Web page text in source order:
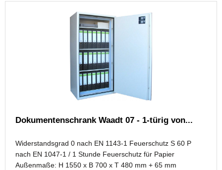
Dokumentenschrank Waadt 07 - 1-türig von...
Widerstandsgrad 0 nach EN 1143-1 Feuerschutz S 60 P
nach EN 1047-1 / 1 Stunde Feuerschutz für Papier
Außenmaße: H 1550 x B 700 x T 480 mm + 65 mm